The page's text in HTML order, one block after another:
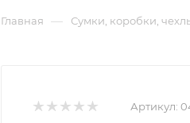
Главная — Сумки, коробки,
Артикул: